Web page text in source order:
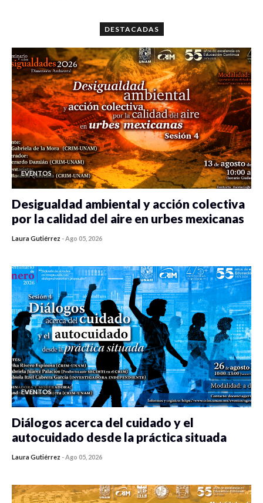
DESTACADAS
EVENTOS
Desigualdad ambiental y acción colectiva
por la calidad del aire en urbes mexicanas
Laura Gutiérrez -Ago 05, 2026
EVENTOS
Diálogos acerca del cuidado y el
autocuidado desde la práctica situada
Laura Gutiérrez -Ago 05, 2026